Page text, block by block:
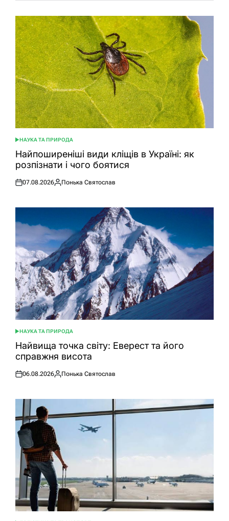
ОПУБЛІКУВАТИ
У
НАУКА ТА ПРИРОДА
Найпоширеніші види кліщів в Україні: як
розпізнати і чого боятися
Оприлюднено
07.08.2026
Опубліковано
Понька Святослав
ОПУБЛІКУВАТИ
У
НАУКА ТА ПРИРОДА
Найвища точка світу: Еверест та його
справжня висота
Оприлюднено
06.08.2026
Опубліковано
Понька Святослав